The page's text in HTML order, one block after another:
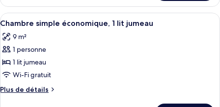
Chambre
supérieure
Afficher
toutes
les
photos
pour
ce
type
de
Une chambre d’hôtel avec un lit,
3
Chambre simple économique, 1 lit jumeau
9 m²
1 personne
1 lit jumeau
Wi-Fi gratuit
Plus de détails
Plus